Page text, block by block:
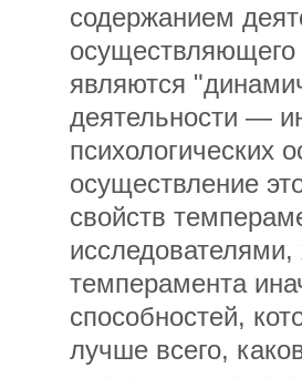
содержанием
осуществляющего
являются
деятельности —
психологических
осуществление
свойств
исследователями,
темперамента
способностей,
лучше всего,